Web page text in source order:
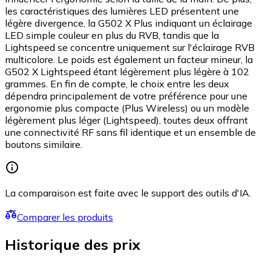
les caractéristiques des lumières LED présentent une
légère divergence, la G502 X Plus indiquant un éclairage
LED simple couleur en plus du RVB, tandis que la
Lightspeed se concentre uniquement sur l'éclairage RVB
multicolore. Le poids est également un facteur mineur, la
G502 X Lightspeed étant légèrement plus légère à 102
grammes. En fin de compte, le choix entre les deux
dépendra principalement de votre préférence pour une
ergonomie plus compacte (Plus Wireless) ou un modèle
légèrement plus léger (Lightspeed), toutes deux offrant
une connectivité RF sans fil identique et un ensemble de
boutons similaire.
La comparaison est faite avec le support des outils d'IA.
Comparer les produits
Historique des prix